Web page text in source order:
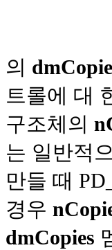
의
트롤에 대
구조체의
는 일반적
만들 때
경우
dmCopies